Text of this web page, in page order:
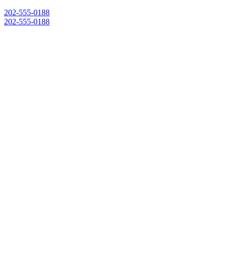
202-555-0188
202-555-0188